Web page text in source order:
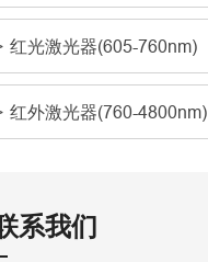
红光激光器(605-760nm)
红外激光器(760-4800nm)
系我们